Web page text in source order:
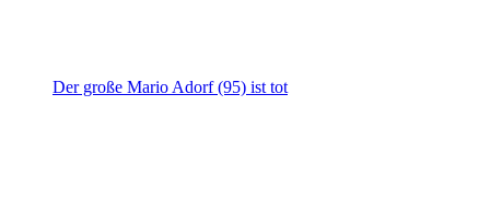
Der große Mario Adorf (95) ist tot